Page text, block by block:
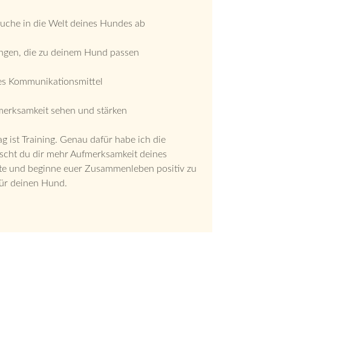
in die Welt deines Hundes ab
die zu deinem Hund passen
Kommunikationsmittel
sehen und stärken
ist Training. Genau dafür habe ich die
du dir mehr Aufmerksamkeit deines
und beginne euer Zusammenleben positiv zu
deinen Hund.